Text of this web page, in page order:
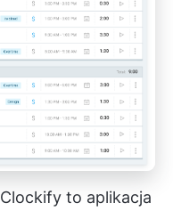
Clockify to aplikacja